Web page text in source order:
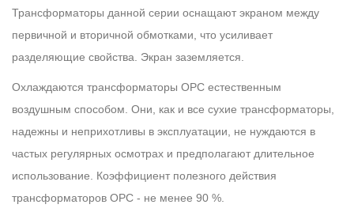
Трансформаторы данной серии оснащают экраном между
первичной и вторичной обмотками, что усиливает
разделяющие свойства. Экран заземляется.
Охлаждаются трансформаторы ОРС естественным
воздушным способом. Они, как и все сухие трансформаторы,
надежны и неприхотливы в эксплуатации, не нуждаются в
частых регулярных осмотрах и предполагают длительное
использование. Коэффициент полезного действия
трансформаторов ОРС - не менее 90 %.